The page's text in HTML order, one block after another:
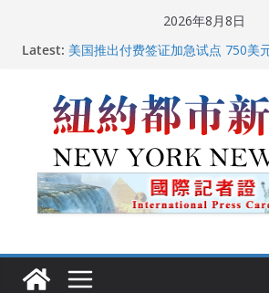
2026年8月8日
Latest: 美国推出付费签证加急试点 750美
人！
FBI联合纽约警方突袭多名警界高层
败刑事调查
中国驻美国大使谢锋邀请美国老教
再次访华